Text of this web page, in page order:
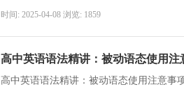
时间: 2025-04-08 浏览: 1859
高中英语语法精讲：被动语态使用
高中英语语法精讲：被动语态使用注意事